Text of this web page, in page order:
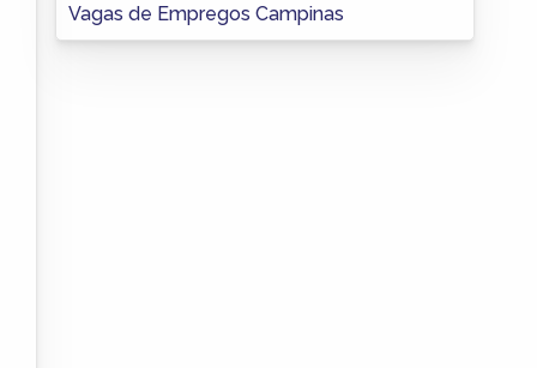
Vagas de Empregos Campinas